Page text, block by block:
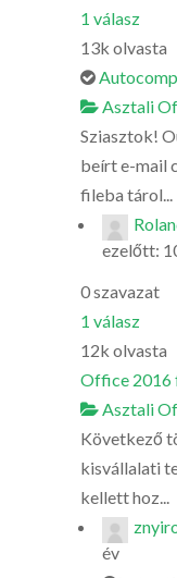
1 válasz
13k olvasta
Asztali
Sziasztok!
beírt e-mail
fileba tárol...
ezelőtt:
0szavazat
1 válasz
12k olvasta
Office 2016
Asztali
Következő
kisvállalati
kellett hoz...
év